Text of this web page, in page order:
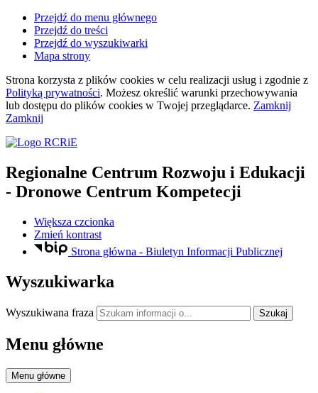
Przejdź do menu głównego
Przejdź do treści
Przejdź do wyszukiwarki
Mapa strony
Strona korzysta z plików cookies w celu realizacji usług i zgodnie z
Polityką prywatności. Możesz określić warunki przechowywania
lub dostępu do plików cookies w Twojej przeglądarce. Zamknij
Zamknij
Regionalne Centrum Rozwoju i Edukacji
- Dronowe Centrum Kompetecji
Większa czcionka
Zmień kontrast
Strona główna - Biuletyn Informacji Publicznej
Wyszukiwarka
Wyszukiwana fraza Szukaj
Menu główne
Menu główne